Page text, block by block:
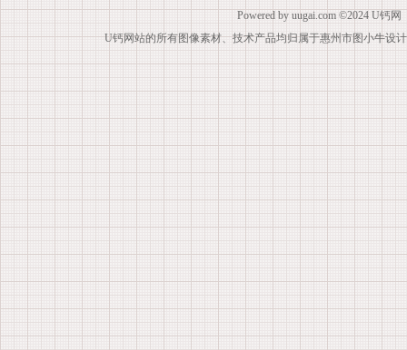
Powered by uugai.com ©2024 U钙网
U钙网站的所有图像素材、技术产品均归属于惠州市图小牛设